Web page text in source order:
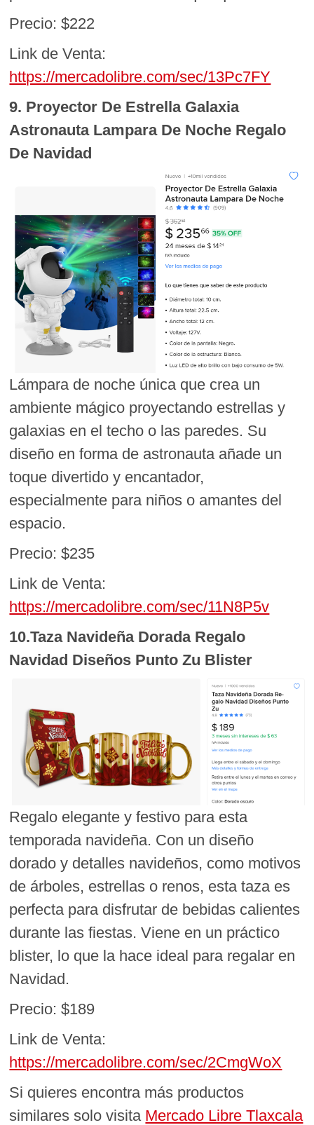
Precio: $222
Link de Venta:
https://mercadolibre.com/sec/13Pc7FY
9. Proyector De Estrella Galaxia
Astronauta Lampara De Noche Regalo
De Navidad
Lámpara de noche única que crea un
ambiente mágico proyectando estrellas y
galaxias en el techo o las paredes. Su
diseño en forma de astronauta añade un
toque divertido y encantador,
especialmente para niños o amantes del
espacio.
Precio: $235
Link de Venta:
https://mercadolibre.com/sec/11N8P5v
10.Taza Navideña Dorada Regalo
Navidad Diseños Punto Zu Blister
Regalo elegante y festivo para esta
temporada navideña. Con un diseño
dorado y detalles navideños, como motivos
de árboles, estrellas o renos, esta taza es
perfecta para disfrutar de bebidas calientes
durante las fiestas. Viene en un práctico
blister, lo que la hace ideal para regalar en
Navidad.
Precio: $189
Link de Venta:
https://mercadolibre.com/sec/2CmgWoX
Si quieres encontra más productos
similares solo visita Mercado Libre Tlaxcala